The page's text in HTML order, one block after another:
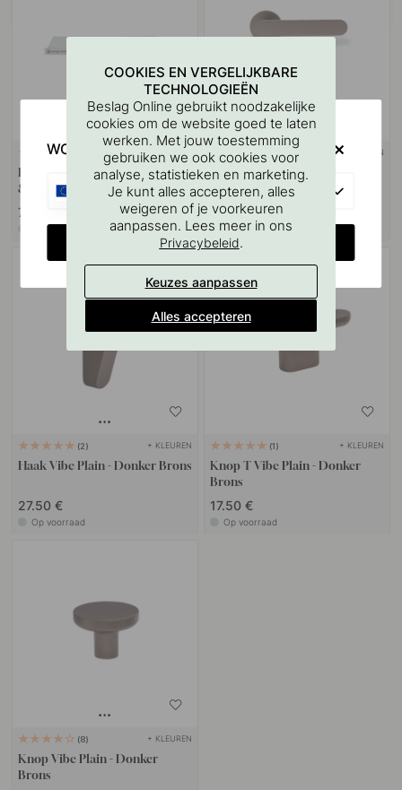
Boorsjabloon voor handgrepen
& Knoppen
7 €
Op voorraad
2 + KLEUREN
Deurklink Vibe Plain - Donker
Brons
150.50 €
Op voorraad
2 + KLEUREN
Haak Vibe Plain - Donker Brons
27.50 €
Op voorraad
1 + KLEUREN
Knop T Vibe Plain - Donker
Brons
17.50 €
Op voorraad
8 + KLEUREN
Knop Vibe Plain - Donker
Brons
COOKIES EN VERGELIJKBARE
TECHNOLOGIEËN
Beslag Online gebruikt noodzakelijke
cookies om de website goed te laten
werken. Met jouw toestemming
gebruiken we ook cookies voor
analyse, statistieken en marketing.
Je kunt alles accepteren, alles
weigeren of je voorkeuren
aanpassen. Lees meer in ons
Privacybeleid.
Keuzes aanpassen
Alles accepteren
WOULD YOU RATHER VISIT?
CHANGE COUNTRY